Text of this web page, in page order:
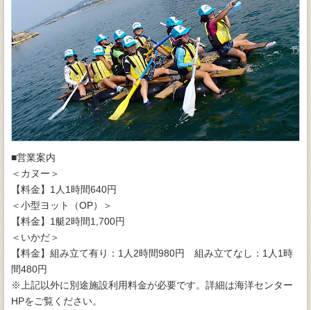
■営業案内
＜カヌー＞
【料金】1人1時間640円
＜小型ヨット（OP）＞
【料金】1艇2時間1,700円
＜いかだ＞
【料金】組み立て有り：1人2時間980円 組み立てなし：1人1時
間480円
※上記以外に別途施設利用料金が必要です。詳細は海洋センター
HPをご覧ください。